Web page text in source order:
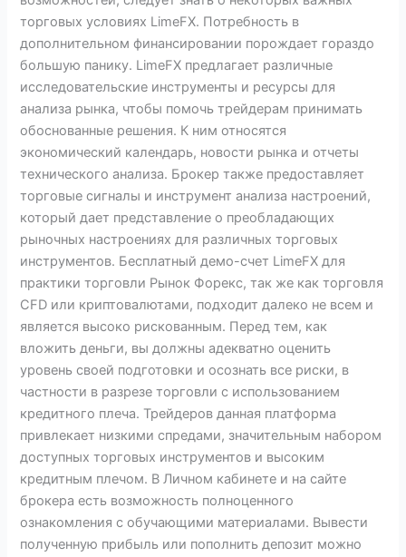
торговых условиях LimeFX. Потребность в
дополнительном финансировании порождает гораздо
большую панику. LimeFX предлагает различные
исследовательские инструменты и ресурсы для
анализа рынка, чтобы помочь трейдерам принимать
обоснованные решения. К ним относятся
экономический календарь, новости рынка и отчеты
технического анализа. Брокер также предоставляет
торговые сигналы и инструмент анализа настроений,
который дает представление о преобладающих
рыночных настроениях для различных торговых
инструментов. Бесплатный демо-счет LimeFX для
практики торговли Рынок Форекс, так же как торговля
CFD или криптовалютами, подходит далеко не всем и
является высоко рискованным. Перед тем, как
вложить деньги, вы должны адекватно оценить
уровень своей подготовки и осознать все риски, в
частности в разрезе торговли с использованием
кредитного плеча. Трейдеров данная платформа
привлекает низкими спредами, значительным набором
доступных торговых инструментов и высоким
кредитным плечом. В Личном кабинете и на сайте
брокера есть возможность полноценного
ознакомления с обучающими материалами. Вывести
полученную прибыль или пополнить депозит можно